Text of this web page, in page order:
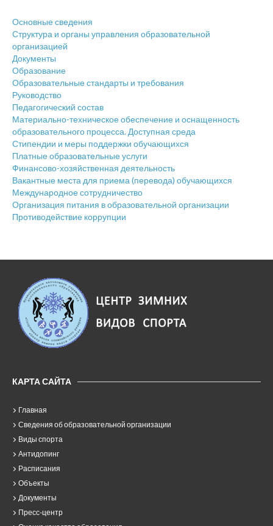
Основные сведения
Структура и органы управления образовательной
организацией
Документы
Образование
Образовательные стандарты и требования
Руководство
Педагогический состав
Материально-техническое обеспечение и оснащенность
образовательного процесса. Доступная среда
Стипендии и меры поддержки обучающихся
Платные образовательные услуги
Финансово-хозяйственная деятельность
Вакантные места для приема (перевода) обучающихся
Международное сотрудничество
Организация питания в образовательной организации
Противодействие коррупции
КАРТА САЙТА
Главная
Сведения об образовательной организации
Виды спорта
Антидопинг
Расписания
Объекты
Документы
Пресс-центр